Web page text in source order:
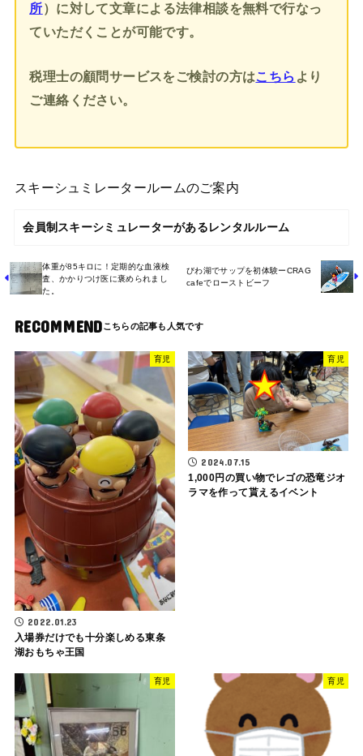
所）に対して文章による法律相談を無料で行なっ
ていただくことが可能です。
税理士の顧問サービスをご検討の方はこちら より
ご連絡ください。
スキーシュミレータールームのご案内
会員制スキーシミュレーターがあるレンタルルーム
体重が85キロに！定期的な血液検
査、かかりつけ医に褒められまし
た。
びわ湖でサップを初体験ーCRAG
cafeでローストビーフ
RECOMMEND
育児
2022.01.23
入場券だけでも十分楽しめる東条
湖おもちゃ王国
育児
2024.07.15
1,000円の買い物でレゴの恐竜ジオ
ラマを作って貰えるイベント
育児 育児